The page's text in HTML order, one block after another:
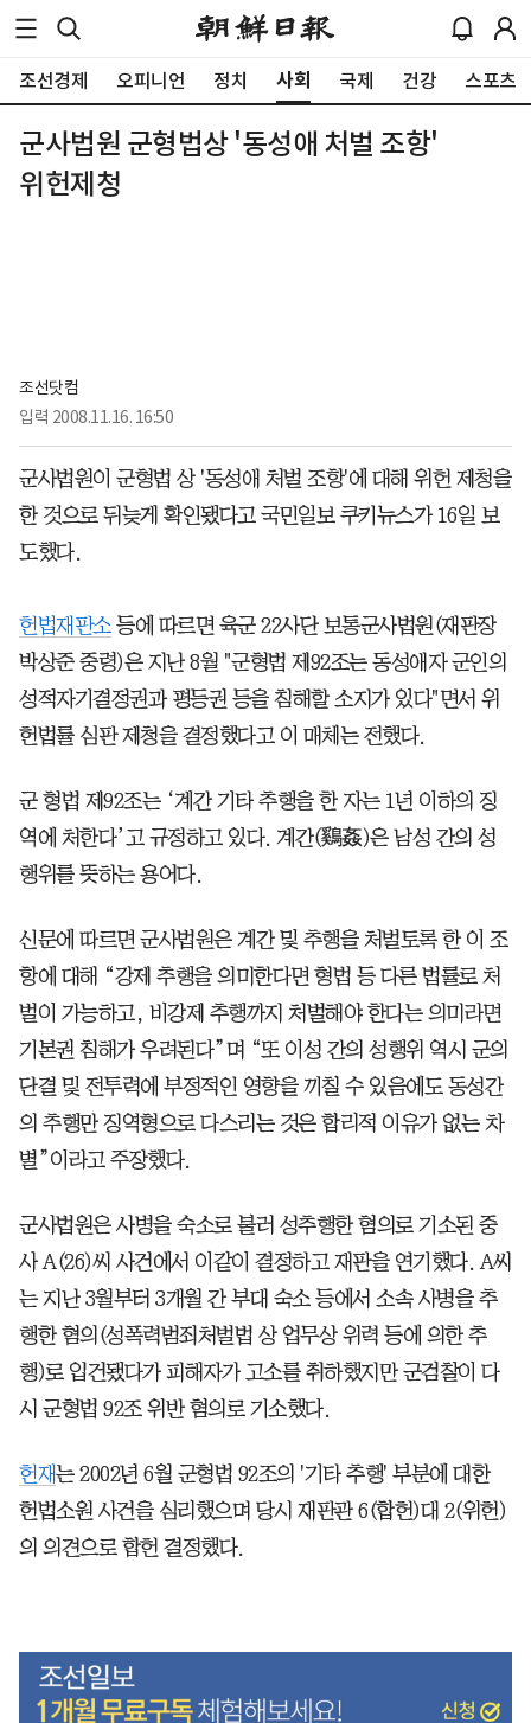
조선경제 오피니언 정치 사회 국제 건강 스포츠
군사법원 군형법상 '동성애 처벌 조항'
위헌제청
조선닷컴
입력 2008.11.16. 16:50
군사법원이 군형법 상 '동성애 처벌 조항'에 대해 위헌 제청을
한 것으로 뒤늦게 확인됐다고 국민일보 쿠키뉴스가 16일 보
도했다.
헌법재판소등에 따르면 육군 22사단 보통군사법원(재판장
박상준 중령)은 지난 8월 "군형법 제92조는 동성애자 군인의
성적자기결정권과 평등권 등을 침해할 소지가 있다"면서 위
헌법률 심판 제청을 결정했다고 이 매체는 전했다.
군 형법 제92조는 ‘계간 기타 추행을 한 자는 1년 이하의 징
역에 처한다’고 규정하고 있다. 계간(鷄姦)은 남성 간의 성
행위를 뜻하는 용어다.
신문에 따르면 군사법원은 계간 및 추행을 처벌토록 한 이 조
항에 대해 “강제 추행을 의미한다면 형법 등 다른 법률로 처
벌이 가능하고, 비강제 추행까지 처벌해야 한다는 의미라면
기본권 침해가 우려된다”며 “또 이성 간의 성행위 역시 군의
단결 및 전투력에 부정적인 영향을 끼칠 수 있음에도 동성간
의 추행만 징역형으로 다스리는 것은 합리적 이유가 없는 차
별”이라고 주장했다.
군사법원은 사병을 숙소로 불러 성추행한 혐의로 기소된 중
사 A(26)씨 사건에서 이같이 결정하고 재판을 연기했다. A씨
는 지난 3월부터 3개월 간 부대 숙소 등에서 소속 사병을 추
행한 혐의(성폭력범죄처벌법 상 업무상 위력 등에 의한 추
행)로 입건됐다가 피해자가 고소를 취하했지만 군검찰이 다
시 군형법 92조 위반 혐의로 기소했다.
헌재는 2002년 6월 군형법 92조의 '기타 추행' 부분에 대한
헌법소원 사건을 심리했으며 당시 재판관 6(합헌)대 2(위헌)
의 의견으로 합헌 결정했다.